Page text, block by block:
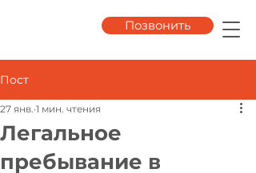
Позвонить
Пост
Легальное
пребывание в
27 янв. 1 мин. чтения